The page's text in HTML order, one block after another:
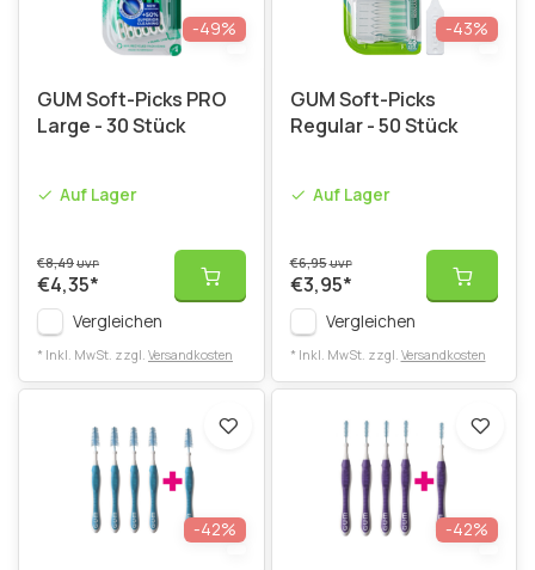
-49%
GUM Soft-Picks PRO
Large - 30 Stück
Auf Lager
€8,49UVP
€4,35*
Vergleichen
* Inkl. MwSt. zzgl. Versandkosten
-43%
GUM Soft-Picks
Regular - 50 Stück
Auf Lager
€6,95UVP
€3,95*
Vergleichen
* Inkl. MwSt. zzgl. Versandkosten
-42% -42%